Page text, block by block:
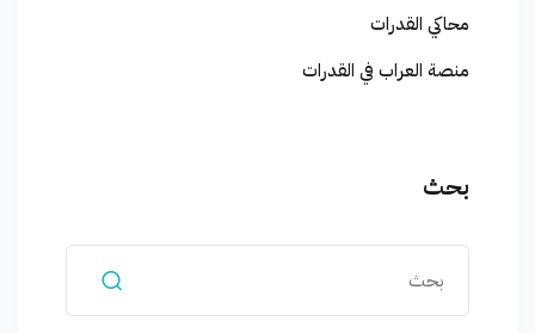
محاكي القدرات
منصة العراب في القدرات
بحث